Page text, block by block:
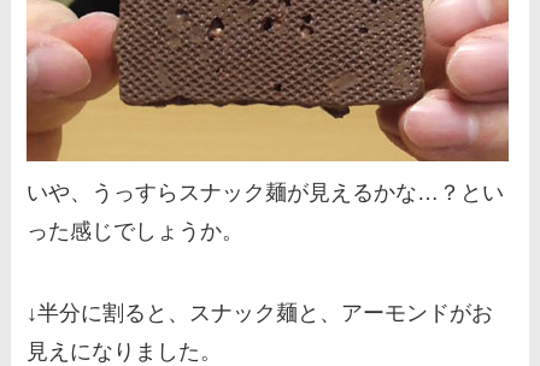
いや、うっすらスナック麺が見えるかな…？とい
った感じでしょうか。
↓半分に割ると、スナック麺と、アーモンドがお
見えになりました。